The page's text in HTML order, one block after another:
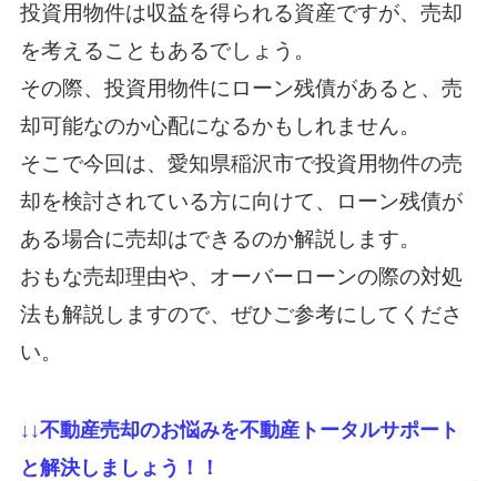
投資用物件は収益を得られる資産ですが、売却
を考えることもあるでしょう。
その際、投資用物件にローン残債があると、売
却可能なのか心配になるかもしれません。
そこで今回は、愛知県稲沢市で投資用物件の売
却を検討されている方に向けて、ローン残債が
ある場合に売却はできるのか解説します。
おもな売却理由や、オーバーローンの際の対処
法も解説しますので、ぜひご参考にしてくださ
い。
↓ ↓不動産売却のお悩みを不動産トータルサポート
と解決しましょう！！